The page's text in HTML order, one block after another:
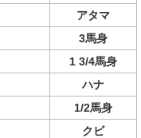
アタマ
3馬身
1 3/4馬身
ハナ
1/2馬身
クビ